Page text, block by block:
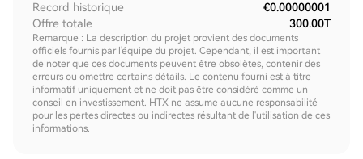
Record historique
€0.00000001
Offre totale
300.00T
Remarque : La description du projet provient des documents
officiels fournis par l'équipe du projet. Cependant, il est important
de noter que ces documents peuvent être obsolètes, contenir des
erreurs ou omettre certains détails. Le contenu fourni est à titre
informatif uniquement et ne doit pas être considéré comme un
conseil en investissement. HTX ne assume aucune responsabilité
pour les pertes directes ou indirectes résultant de l'utilisation de ces
informations.